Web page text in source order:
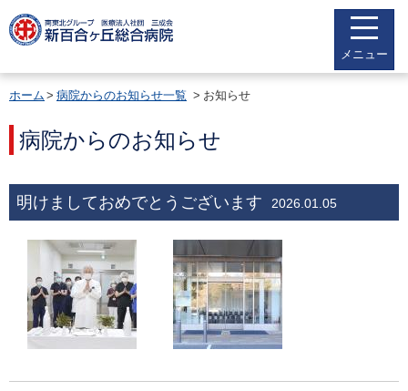
メニュー
ホーム 病院からのお知らせ一覧 お知らせ
病院からのお知らせ
明けましておめでとうございます 2026.01.05